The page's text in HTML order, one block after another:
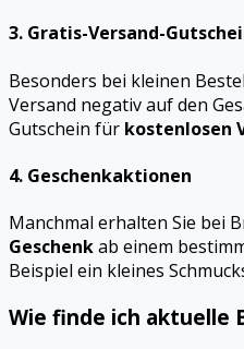
3. Gratis-Versand-
Besonders bei kleinen
Versand negativ auf den
Gutschein für kostenlosen
4. Geschenkaktionen
Manchmal erhalten Sie bei
Geschenkab einem
Beispiel ein kleines
Wie finde ich aktuelle